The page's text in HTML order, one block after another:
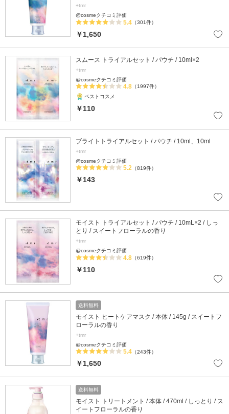
+tmr
@cosmeクチコミ評価
5.4 （301件）
￥1,650
スムース トライアルセット / パウチ / 10ml×2
+tmr
@cosmeクチコミ評価
4.8 （1997件）
ベストコスメ
￥110
ブライトトライアルセット / パウチ / 10ml、10ml
+tmr
@cosmeクチコミ評価
5.2 （819件）
￥143
モイスト トライアルセット / パウチ / 10mL×2 / しっ
とり / スイートフローラルの香り
+tmr
@cosmeクチコミ評価
4.8 （619件）
￥110
送料無料
モイスト ヒートケアマスク / 本体 / 145g / スイートフ
ローラルの香り
+tmr
@cosmeクチコミ評価
5.4 （243件）
￥1,650
送料無料
モイスト トリートメント / 本体 / 470ml / しっとり / ス
イートフローラルの香り